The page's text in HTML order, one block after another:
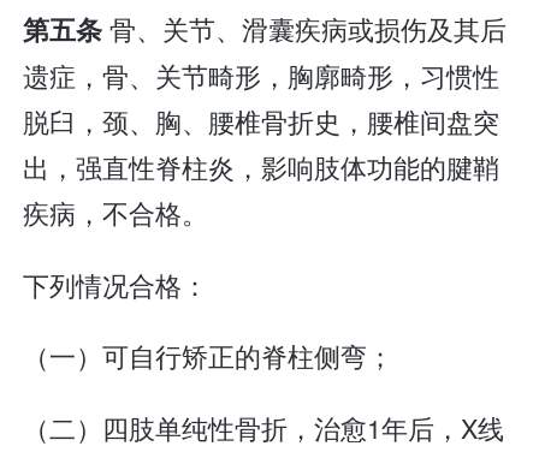
第五条骨、关节、滑囊疾病或损伤及其后
遗症，骨、关节畸形，胸廓畸形，习惯性
脱臼，颈、胸、腰椎骨折史，腰椎间盘突
出，强直性脊柱炎，影响肢体功能的腱鞘
疾病，不合格。
下列情况合格：
（一）可自行矫正的脊柱侧弯；
（二）四肢单纯性骨折，治愈1年后，X线